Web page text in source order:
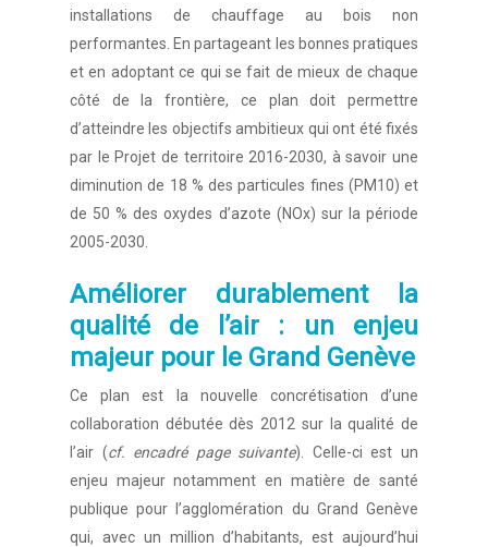
installations de chauffage au bois non
performantes. En partageant les bonnes pratiques
et en adoptant ce qui se fait de mieux de chaque
côté de la frontière, ce plan doit permettre
d’atteindre les objectifs ambitieux qui ont été fixés
par le Projet de territoire 2016-2030, à savoir une
diminution de 18 % des particules fines (PM10) et
de 50 % des oxydes d’azote (NOx) sur la période
2005-2030.
Améliorer durablement la
qualité de l’air : un enjeu
majeur pour le Grand Genève
Ce plan est la nouvelle concrétisation d’une
collaboration débutée dès 2012 sur la qualité de
l’air (cf. encadré page suivante). Celle-ci est un
enjeu majeur notamment en matière de santé
publique pour l’agglomération du Grand Genève
qui, avec un million d’habitants, est aujourd’hui